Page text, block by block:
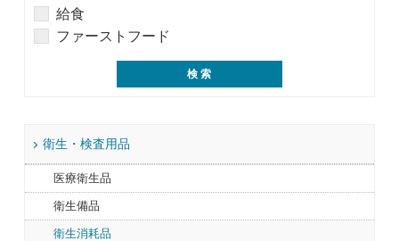
給食
ファーストフード
衛生・検査用品
医療衛生品
衛生備品
衛生消耗品